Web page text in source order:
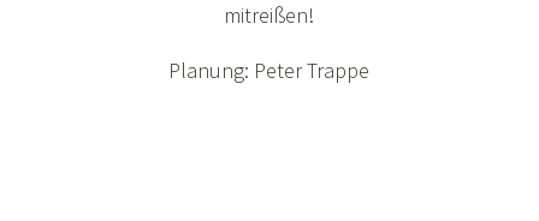
mitreißen!
Planung: Peter Trappe